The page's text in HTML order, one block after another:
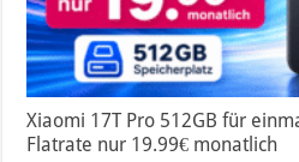
Xiaomi 17T Pro 512GB für
Flatrate nur 19.99€ monatlich